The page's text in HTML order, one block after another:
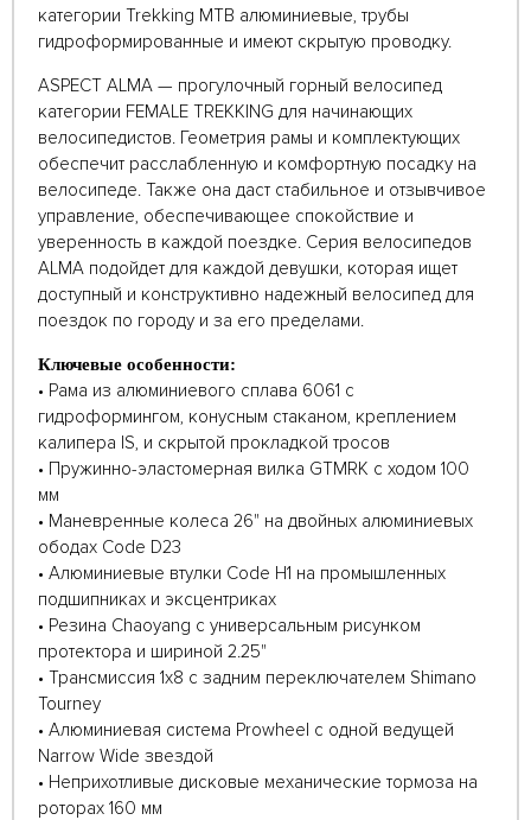
категории Trekking MTB алюминиевые, трубы
гидроформированные и имеют скрытую проводку.
ASPECT ALMA — прогулочный горный велосипед
категории FEMALE TREKKING для начинающих
велосипедистов. Геометрия рамы и комплектующих
обеспечит расслабленную и комфортную посадку на
велосипеде. Также она даст стабильное и отзывчивое
управление, обеспечивающее спокойствие и
уверенность в каждой поездке. Серия велосипедов
ALMA подойдет для каждой девушки, которая ищет
доступный и конструктивно надежный велосипед для
поездок по городу и за его пределами.
Ключевые особенности:
• Рама из алюминиевого сплава 6061 с
гидроформингом, конусным стаканом, креплением
калипера IS, и скрытой прокладкой тросов
• Пружинно-эластомерная вилка GTMRK с ходом 100
мм
• Маневренные колеса 26" на двойных алюминиевых
ободах Code D23
• Алюминиевые втулки Code H1 на промышленных
подшипниках и эксцентриках
• Резина Chaoyang с универсальным рисунком
протектора и шириной 2.25"
• Трансмиссия 1х8 с задним переключателем Shimano
Tourney
• Алюминиевая система Prowheel с одной ведущей
Narrow Wide звездой
• Неприхотливые дисковые механические тормоза на
роторах 160 мм